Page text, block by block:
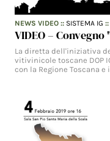
NEWS VIDEO :: SISTEMA IG
VIDEO –
La diretta dell'iniziativa
vitivinicole toscane DOP
con la Regione Toscana